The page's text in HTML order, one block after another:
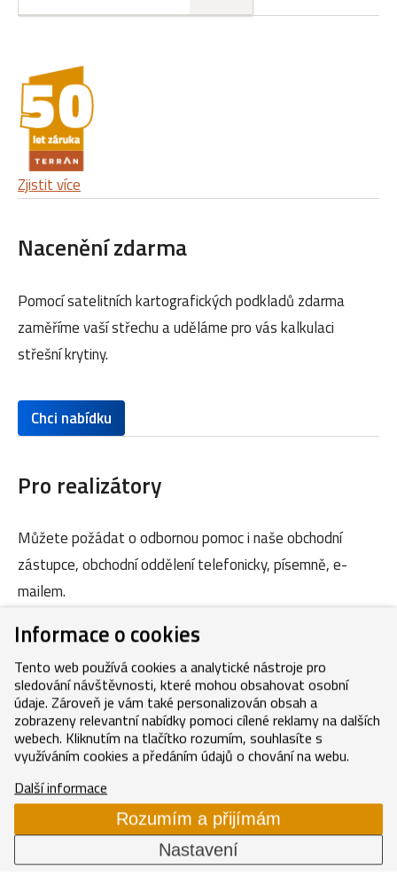
Zjistit více
Nacenění zdarma
Pomocí satelitních kartografických podkladů zdarma
zaměříme vaší střechu a uděláme pro vás kalkulaci
střešní krytiny.
Chci nabídku
Pro realizátory
Můžete požádat o odbornou pomoc i naše obchodní
zástupce, obchodní oddělení telefonicky, písemně, e-
mailem.
Copyright © 2026, MEDITERRAN CZ s.r.o.
Informace o cookies
Tento web používá cookies a analytické nástroje pro
sledování návštěvnosti, které mohou obsahovat osobní
údaje. Zároveň je vám také personalizován obsah a
zobrazeny relevantní nabídky pomoci cílené reklamy na dalších
webech. Kliknutím na tlačítko rozumím, souhlasíte s
využíváním cookies a předáním údajů o chování na webu.
Další informace
Rozumím a přijímám
Nastavení